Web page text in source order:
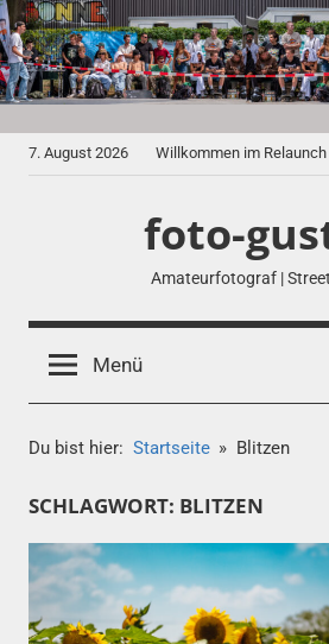
Zum
Inhalt
springen
7. August 2026 Willkommen im Relaunch
foto-
Amateurfotograf |
Menü
Du bist hier: Startseite Blitzen
SCHLAGWORT: BLITZEN